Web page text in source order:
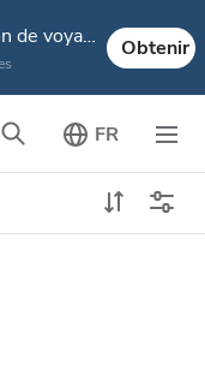
bookdialysis – application de voyage Obtenir
FR